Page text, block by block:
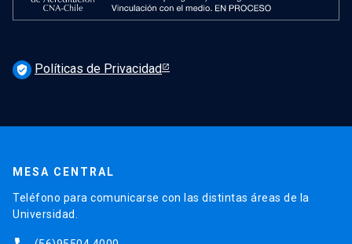
verified_user Políticas de Privacidad
MESA CENTRAL
Teléfono para comunicarse con las distintas áreas de la
Universidad.